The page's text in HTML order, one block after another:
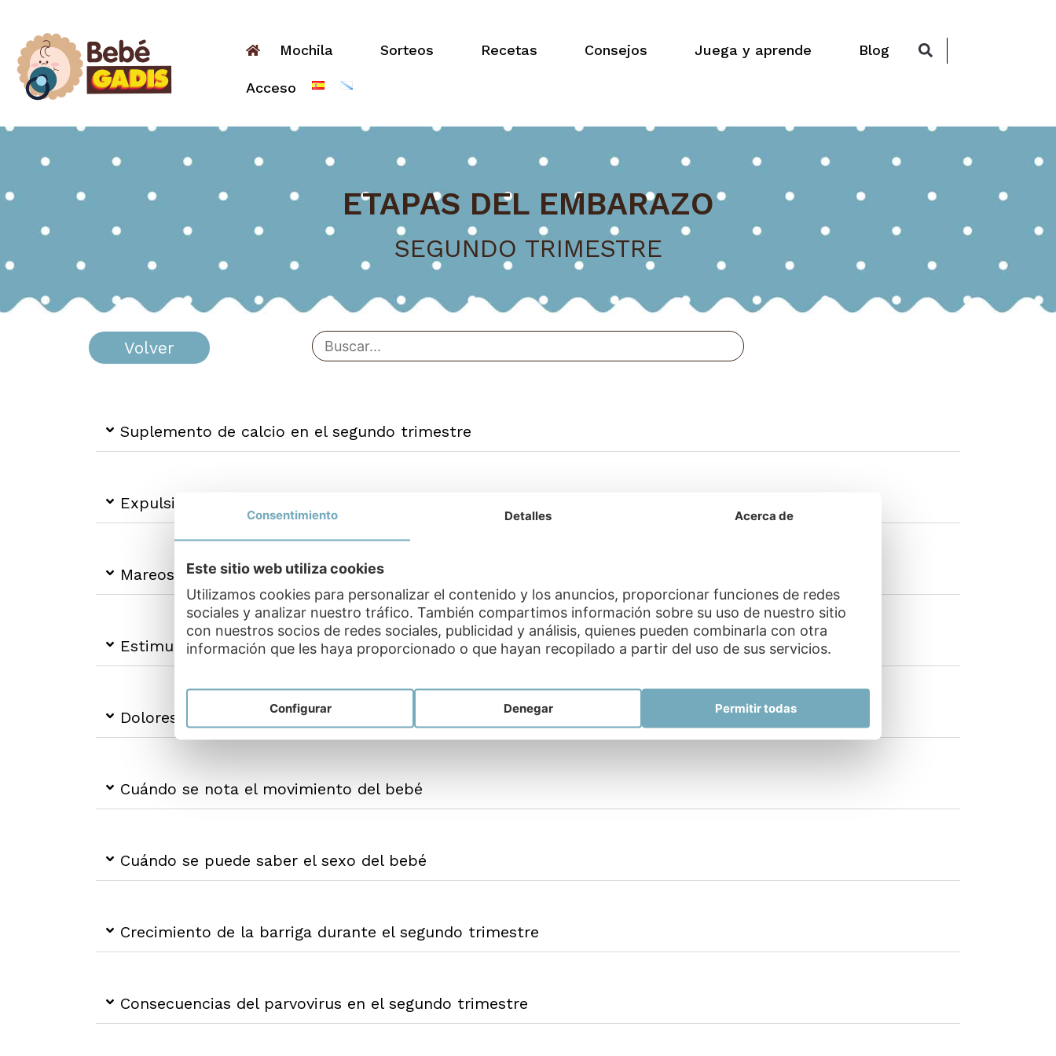
Mochila Sorteos Recetas Consejos Juega y aprende Blog
Acceso
ETAPAS DEL EMBARAZO
SEGUNDO TRIMESTRE
Volver
Suplemento de calcio en el segundo trimestre
Expulsión de gases durante el segundo trimestre
Mareos durante el segundo trimestre de embarazo
Estimulación prenatal en el segundo trimestre
Dolores en el vientre durante el segundo trimestre
Cuándo se nota el movimiento del bebé
Cuándo se puede saber el sexo del bebé
Crecimiento de la barriga durante el segundo trimestre
Consecuencias del parvovirus en el segundo trimestre
Consentimiento Detalles Acerca de
Este sitio web utiliza cookies
Utilizamos cookies para personalizar el contenido y los anuncios, proporcionar funciones de redes
sociales y analizar nuestro tráfico. También compartimos información sobre su uso de nuestro sitio
con nuestros socios de redes sociales, publicidad y análisis, quienes pueden combinarla con otra
información que les haya proporcionado o que hayan recopilado a partir del uso de sus servicios.
Configurar Denegar Permitir todas